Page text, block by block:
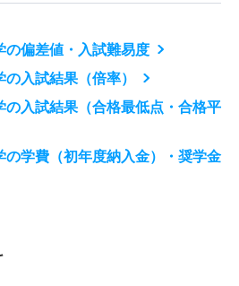
の偏差値・入試難易度
入試結果（倍率）
の入試結果（合格最低点・合格平
の学費（初年度納入金）・奨学金